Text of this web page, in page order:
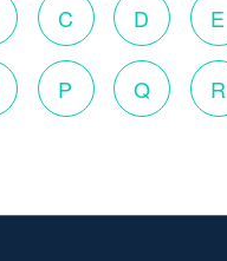
C D E
P Q R